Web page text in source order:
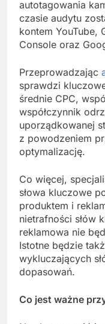
autotagowania
czasie audytu
kontem YouTube,
Console oraz
Przeprowadzając
sprawdzi
średnie CPC,
współczynnik
uporządkowanej
z powodzeniem
optymalizację.
Co więcej,
słowa kluczowe
produktem i
nietrafności słów
reklamowa nie
Istotne będzie
wykluczających
dopasowań.
Co jest ważne